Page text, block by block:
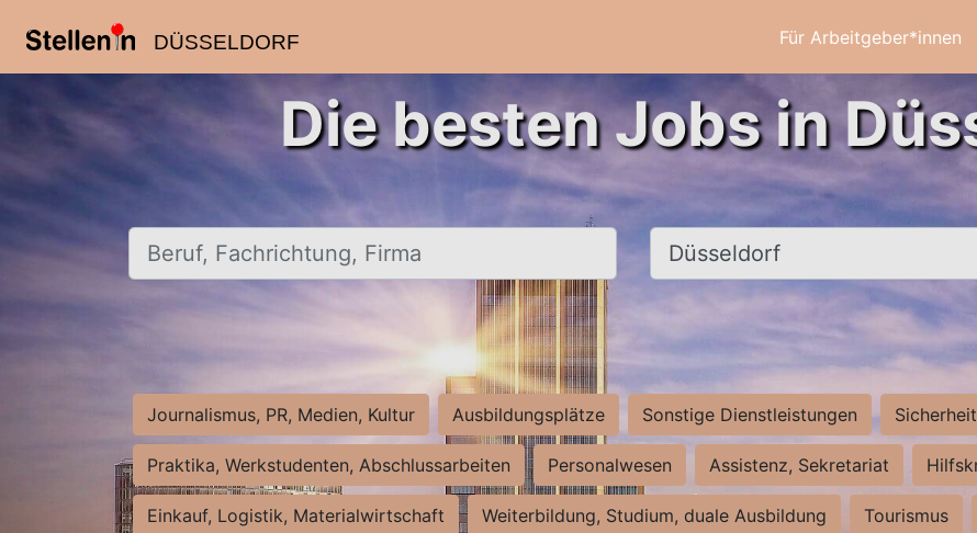
DÜSSELDORF Für Arbeitgeber*innen
Die besten Jobs in
Beruf, Fachrichtung, Firma Ort, Stadt
Journalismus, PR, Medien, Kultur Ausbildungsplätze Sonstige Dienstleistungen
Praktika, Werkstudenten, Abschlussarbeiten Personalwesen Assistenz, Sekretariat
Einkauf, Logistik, Materialwirtschaft Weiterbildung, Studium, duale Ausbildung Tourismus